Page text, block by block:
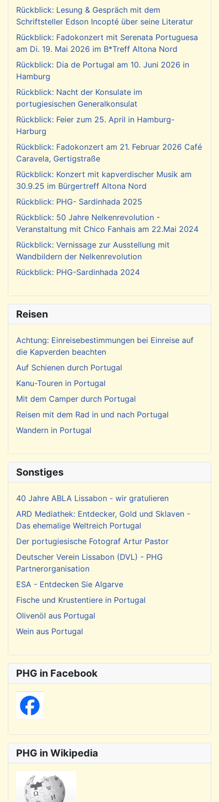
Rückblick: Lesung & Gespräch mit dem
Schriftsteller Edson Incopté über seine Literatur
Rückblick: Fadokonzert mit Serenata Portuguesa
am Di. 19. Mai 2026 im B*Treff Altona Nord
Rückblick: Dia de Portugal am 10. Juni 2026 in
Hamburg
Rückblick: Nacht der Konsulate im
portugiesischen Generalkonsulat
Rückblick: Feier zum 25. April in Hamburg-
Harburg
Rückblick: Fadokonzert am 21. Februar 2026 Café
Caravela, Gertigstraße
Rückblick: Konzert mit kapverdischer Musik am
30.9.25 im Bürgertreff Altona Nord
Rückblick: PHG- Sardinhada 2025
Rückblick: 50 Jahre Nelkenrevolution -
Veranstaltung mit Chico Fanhais am 22.Mai 2024
Rückblick: Vernissage zur Ausstellung mit
Wandbildern der Nelkenrevolution
Rückblick: PHG-Sardinhada 2024
Reisen
Achtung: Einreisebestimmungen bei Einreise auf
die Kapverden beachten
Auf Schienen durch Portugal
Kanu-Touren in Portugal
Mit dem Camper durch Portugal
Reisen mit dem Rad in und nach Portugal
Wandern in Portugal
Sonstiges
40 Jahre ABLA Lissabon - wir gratulieren
ARD Mediathek: Entdecker, Gold und Sklaven -
Das ehemalige Weltreich Portugal
Der portugiesische Fotograf Artur Pastor
Deutscher Verein Lissabon (DVL) - PHG
Partnerorganisation
ESA - Entdecken Sie Algarve
Fische und Krustentiere in Portugal
Olivenöl aus Portugal
Wein aus Portugal
PHG in Facebook
PHG in Wikipedia